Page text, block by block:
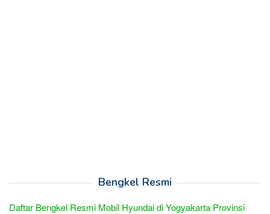
Bengkel Resmi
Daftar Bengkel Resmi Mobil Hyundai di Yogyakarta Provinsi